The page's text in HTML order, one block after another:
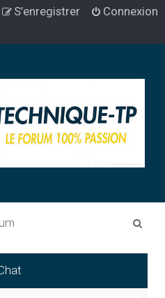
Connexion
S’enregistrer